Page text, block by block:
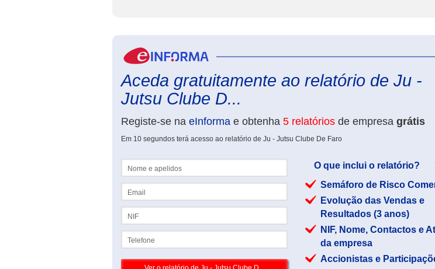
Aceda gratuitamente ao relatório de Ju -
Jutsu Clube D...
Registe-se na eInforma e obtenha 5 relatórios de empresa grátis
Em 10 segundos terá acesso ao relatório de Ju - Jutsu Clube De Faro
O que inclui o relatório?
Semáforo de Risco
Evolução das Vendas e
Resultados (3 anos)
NIF, Nome, Contactos e
da empresa
Accionistas e